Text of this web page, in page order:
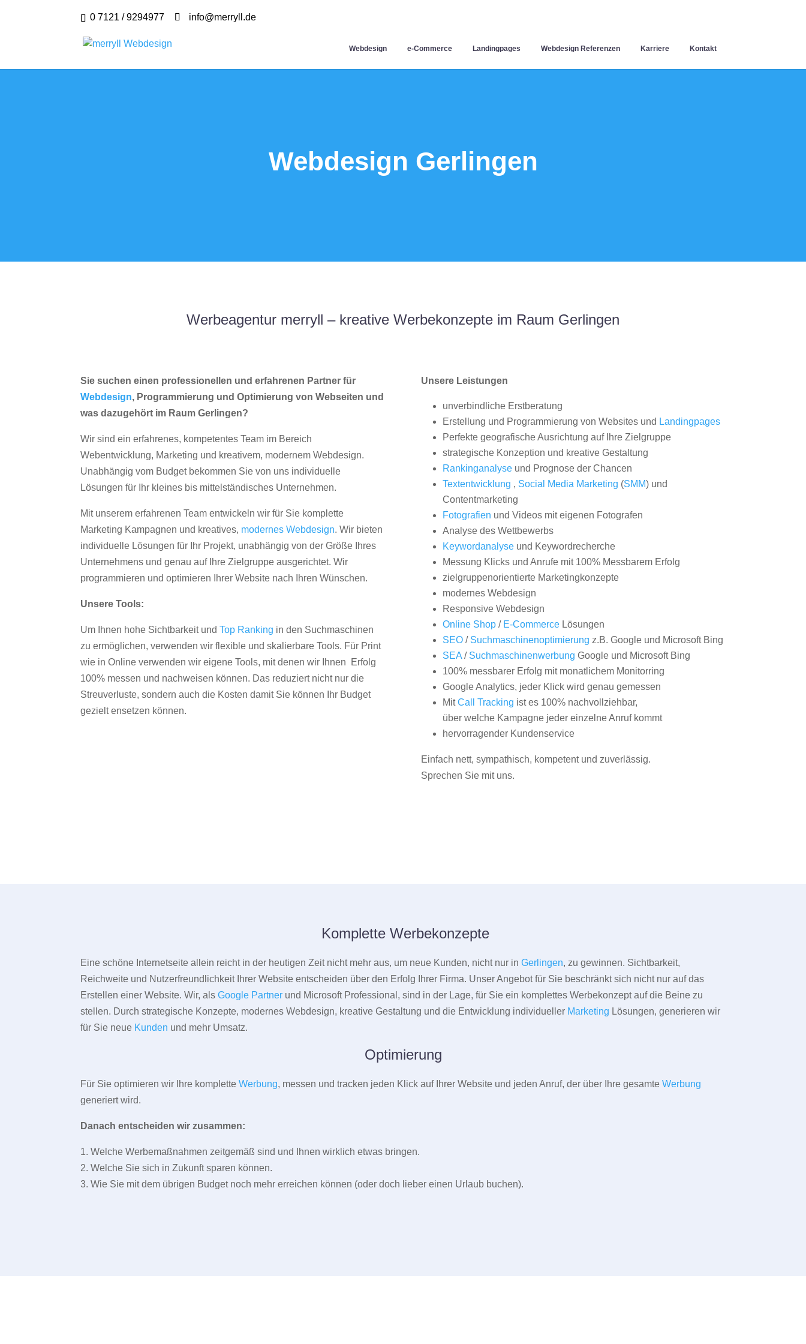
0 7121 / 9294977 info@merryll.de
Webdesign e-Commerce Landingpages Webdesign Referenzen Karriere Kontakt
Webdesign Gerlingen
Werbeagentur merryll – kreative Werbekonzepte im Raum Gerlingen
Sie suchen einen professionellen und erfahrenen Partner für
Webdesign, Programmierung und Optimierung von Webseiten und
was dazugehört im Raum Gerlingen?
Wir sind ein erfahrenes, kompetentes Team im Bereich
Webentwicklung, Marketing und kreativem, modernem Webdesign.
Unabhängig vom Budget bekommen Sie von uns individuelle
Lösungen für Ihr kleines bis mittelständisches Unternehmen.
Mit unserem erfahrenen Team entwickeln wir für Sie komplette
Marketing Kampagnen und kreatives, modernes Webdesign. Wir bieten
individuelle Lösungen für Ihr Projekt, unabhängig von der Größe Ihres
Unternehmens und genau auf Ihre Zielgruppe ausgerichtet. Wir
programmieren und optimieren Ihrer Website nach Ihren Wünschen.
Unsere Tools:
Um Ihnen hohe Sichtbarkeit undTop Ranking in den Suchmaschinen
zu ermöglichen, verwenden wir flexible und skalierbare Tools. Für Print
wie in Online verwenden wir eigene Tools, mit denen wir Ihnen Erfolg
100% messen und nachweisen können. Das reduziert nicht nur die
Streuverluste, sondern auch die Kosten damit Sie können Ihr Budget
gezielt ensetzen können.
Unsere Leistungen
unverbindliche Erstberatung
Erstellung und Programmierung von Websites und Landingpages
Perfekte geografische Ausrichtung auf Ihre Zielgruppe
strategische Konzeption und kreative Gestaltung
Rankinganalyseund Prognose der Chancen
Textentwicklung , Social Media Marketing (SMM) und
Contentmarketing
Fotografien und Videos mit eigenen Fotografen
Analyse des Wettbewerbs
Keywordanalyseund Keywordrecherche
Messung Klicks und Anrufe mit 100% Messbarem Erfolg
zielgruppenorientierte Marketingkonzepte
modernes Webdesign
Responsive Webdesign
Online Shop/ E-CommerceLösungen
SEO/ Suchmaschinenoptimierung z.B. Google und Microsoft Bing
SEA/ Suchmaschinenwerbung Google und Microsoft Bing
100% messbarer Erfolg mit monatlichem Monitorring
Google Analytics, jeder Klick wird genau gemessen
MitCall Tracking ist es 100% nachvollziehbar,
über welche Kampagne jeder einzelne Anruf kommt
hervorragender Kundenservice
Einfach nett, sympathisch, kompetent und zuverlässig.
Sprechen Sie mit uns.
Komplette Werbekonzepte
Eine schöne Internetseite allein reicht in der heutigen Zeit nicht mehr aus, um neue Kunden, nicht nur inGerlingen, zu gewinnen. Sichtbarkeit,
Reichweite und Nutzerfreundlichkeit Ihrer Website entscheiden über den Erfolg Ihrer Firma. Unser Angebot für Sie beschränkt sich nicht nur auf das
Erstellen einer Website. Wir, alsGoogle Partner und Microsoft Professional, sind in der Lage, für Sie ein komplettes Werbekonzept auf die Beine zu
stellen. Durch strategische Konzepte, modernes Webdesign, kreative Gestaltung und die Entwicklung individueller Marketing Lösungen, generieren wir
für Sie neue Kunden und mehr Umsatz.
Optimierung
Für Sie optimieren wir Ihre kompletteWerbung, messen und tracken jeden Klick auf Ihrer Website und jeden Anruf, der über Ihre gesamteWerbung
generiert wird.
Danach entscheiden wir zusammen:
1. Welche Werbemaßnahmen zeitgemäß sind und Ihnen wirklich etwas bringen.
2. Welche Sie sich in Zukunft sparen können.
3. Wie Sie mit dem übrigen Budget noch mehr erreichen können (oder doch lieber einen Urlaub buchen).